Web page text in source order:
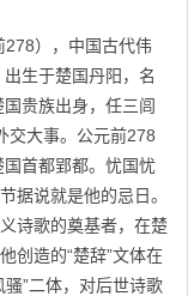
278），中国古代伟
生于楚国丹阳，名
贵族出身，任三闾
交大事。公元前278
首都郢都。忧国忧
据说就是他的忌日。
诗歌的奠基者，在楚
创造的“楚辞”文体在
”二体，对后世诗歌